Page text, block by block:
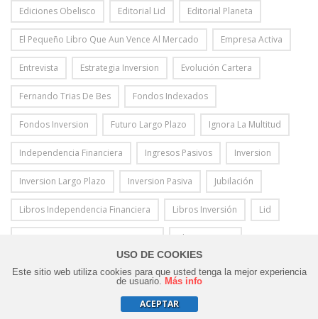
Ediciones Obelisco Editorial Lid Editorial Planeta
El Pequeño Libro Que Aun Vence Al Mercado Empresa Activa
Entrevista Estrategia Inversion Evolución Cartera
Fernando Trias De Bes Fondos Indexados
Fondos Inversion Futuro Largo Plazo Ignora La Multitud
Independencia Financiera Ingresos Pasivos Inversion
Inversion Largo Plazo Inversion Pasiva Jubilación
Libros Independencia Financiera Libros Inversión Lid
Plan Inversion
Profit Editorial Reseña Ten Peor Coche Que Tu Vecino
Value Investing Venta Acciones
0
USO DE COOKIES
Este sitio web utiliza cookies para que usted tenga la mejor experiencia
de usuario. Más info
ACEPTAR